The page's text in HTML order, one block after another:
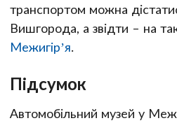
транспортом можна
Вишгорода, а звідти – на
Межигір’я.
Підсумок
Автомобільний музей у